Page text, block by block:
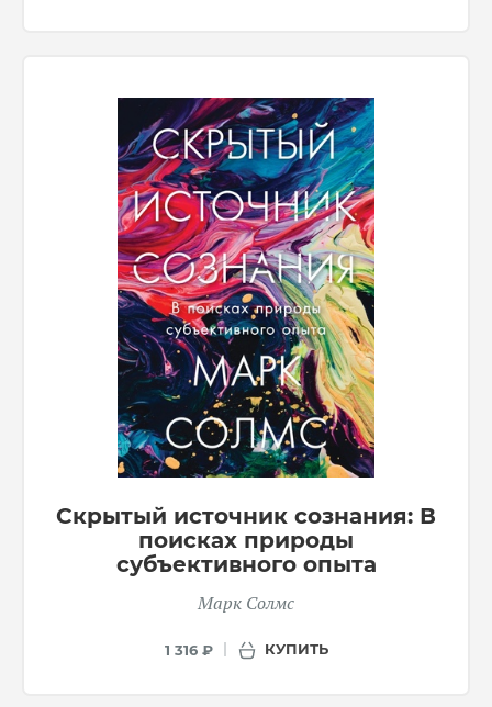
Скрытый источник сознания: В
поисках природы
субъективного опыта
Марк Солмс
1 316 ₽ КУПИТЬ